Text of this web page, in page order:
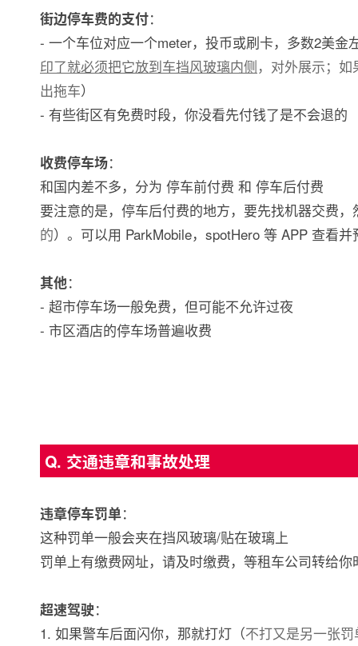
街边停车费的支付：
- 一个车位对应一个meter，投币或刷卡，多数2美金
印了就必须把它放到车挡风玻璃内侧，对外展示；
出拖车）
- 有些街区有免费时段，你没看先付钱了是不会退的
收费停车场：
和国内差不多，分为 停车前付费 和 停车后付费
要注意的是，停车后付费的地方，要先找机器交费
的）。可以用 ParkMobile，spotHero 等 APP 查看
其他：
- 超市停车场一般免费，但可能不允许过夜
- 市区酒店的停车场普遍收费
Q. 交通违章和事故处理
违章停车罚单：
这种罚单一般会夹在挡风玻璃/贴在玻璃上
罚单上有缴费网址，请及时缴费，等租车公司转给
超速驾驶：
1. 如果警车后面闪你，那就打灯（不打又是另一张罚